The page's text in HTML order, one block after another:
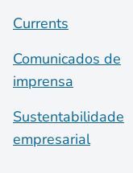
Currents
Comunicados de
imprensa
Sustentabilidade
empresarial